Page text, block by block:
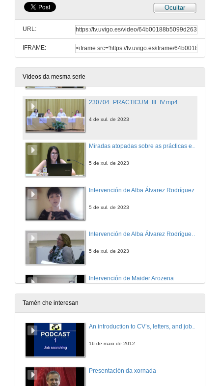
Ocultar
URL:
IFRAME:
Vídeos da mesma serie
Intervención de Karl Steffen
4 de xul. de 2023
Intervención de Gladys Portilla
230704_PRACTICUM_III_IV.mp4
4 de xul. de 2023
Miradas atopadas sobre as prácticas externas do estudantado. Presentación
5 de xul. de 2023
Intervención de Alba Álvarez Rodríguez
5 de xul. de 2023
Intervención de Alba Álvarez Rodríguez. Quenda de cuestións
5 de xul. de 2023
Intervención de Maider Arozena
5 de xul. de 2023
Tamén che interesan
An introduction to CV’s, letters, and job searching
16 de maio de 2012
Presentación da xornada